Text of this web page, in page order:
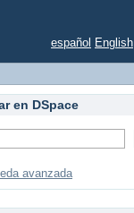
español English
en DSpace
avanzada